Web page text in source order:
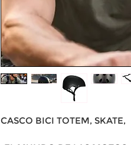
CASCO BICI TOTEM, SKATE,